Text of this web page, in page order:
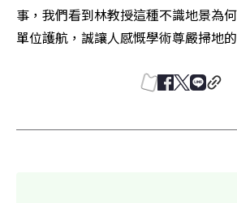
事，我們看到林教授這種不識地景為
單位護航，誠讓人感慨學術尊嚴掃地